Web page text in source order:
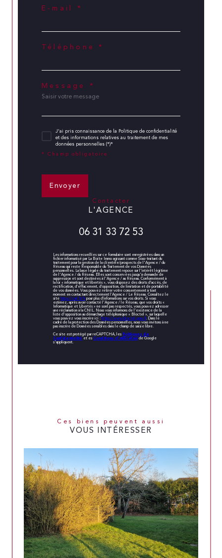
E-mail *
Téléphone *
Message *
J'ai pris connaissance de la Politique de confidentialité
et des informations relatives au traitement de mes
données personnelles (*)*
* Champ obligatoire
Envoyer
contacter
L'AGENCE
06 31 33 72 53
Les informations recueillies sur ce formulaire sont enregistrées dans un
fichier informatisé par La Boite Immo agissant comme Sous-traitant du
traitement pour la gestion de la clientèle/prospects de l'Agence / du
Réseau qui reste Responsable du Traitement de vos Données
personnelles. La base légale du traitement repose sur l'intérêt légitime
de l'Agence / du Réseau. Elles sont conservées jusqu'à demande de
suppression et sont destinées à l'Agence / au Réseau. Conformément à
la loi « informatique et libertés », vous disposez des droits d’accès, de
rectification, d’effacement, d’opposition, de limitation et de portabilité
de vos données. Vous pouvez retirer votre consentement à tout
moment en contactant directement l’Agence / Le Réseau. Consultez le
site https://cnil.fr/frpour plus d’informations sur vos droits. Si vous
estimez, après avoir contacté l'Agence / le Réseau, que vos droits «
Informatique et Libertés » ne sont pas respectés, vous pouvez adresser
une réclamation à la CNIL. Nous vous informons de l’existence de la
liste d'opposition au démarchage téléphonique « Bloctel », sur laquelle
vous pouvez vous inscrire ici : https://www.bloctel.gouv.fr. Dans le
cadre de la protection des Données personnelles, nous vous invitons à ne
pas inscrire de Données sensibles dans le champ de saisie libre.
Ce site est protégé par reCAPTCHA, les Politiques de
Confidentialité et es Conditions d'utilisation de Google
s'appliquent.
Ces biens peuvent aussi
VOUS INTÉRESSER